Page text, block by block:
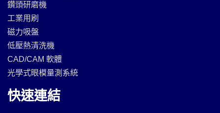
鑽頭研磨機
工業用刷
磁力吸盤
低壓熱清洗機
CAD/CAM 軟體
光學式眼模量測系統
快速連結